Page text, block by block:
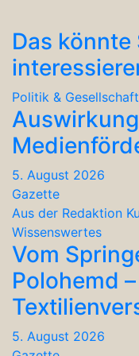
Das könnte
Politik & Gesellschaft
5. August 2026
Gazette
Aus der Redaktion
Wissenswertes
Vom
Polohemd
5. August 2026